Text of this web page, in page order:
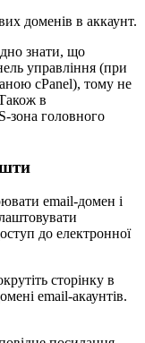
доменів в аккаунт.
знати, що
управління (при
cPanel), тому не
в
зона головного
email-домен і
до електронної
сторінку в
email-акаунтів.